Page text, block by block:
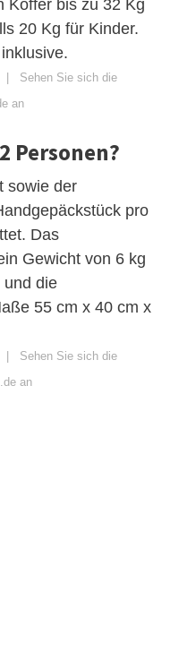
Koffer bis zu 32 Kg
20 Kg für Kinder.
| Sehen Sie sich die
an
Personen?
sowie der
pro
Das
Gewicht von 6 kg
und die
55 cm x 40 cm x
| Sehen Sie sich die
an